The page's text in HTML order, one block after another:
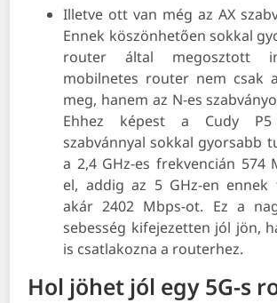
Illetve ott van még az AX
Ennek köszönhetően sokkal
router által megosztott
mobilnetes router nem csak
meg, hanem az N-es
Ehhez képest a Cudy P5
szabvánnyal sokkal gyorsabb
a 2,4 GHz-es frekvencián 574
el, addig az 5 GHz-en ennek
akár 2402 Mbps-ot. Ez a
sebesség kifejezetten jól jön,
is csatlakozna a routerhez.
Hol jöhet jól egy 5G-s